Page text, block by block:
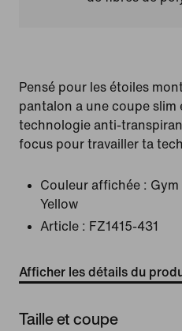
Pensé pour les étoiles
pantalon a une coupe slim
technologie anti-
focus pour travailler ta
Couleur affichée :
Yellow
Article : FZ1415-431
Afficher les détails du
Taille et coupe